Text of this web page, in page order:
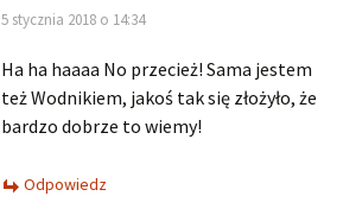
5 stycznia 2018 o 14:34
Ha ha haaaa No przecież! Sama jestem
też Wodnikiem, jakoś tak się złożyło, że
bardzo dobrze to wiemy!
Odpowiedz